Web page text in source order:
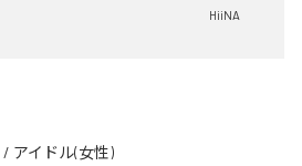
HiiNA
/ アイドル(女性)